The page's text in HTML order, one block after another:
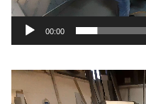
00:00
Lecteur
vidéo